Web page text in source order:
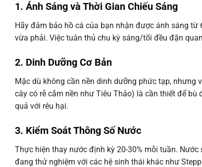
1. Ánh Sáng và Thời Gian Chiếu Sáng
Hãy đảm bảo hồ cá của bạn nhận được ánh sáng
vừa phải. Việc tuân thủ chu kỳ sáng/tối đều đặn
2. Dinh Dưỡng Cơ Bản
Mặc dù không cần nền dinh dưỡng phức tạp, nhưng
cây có rễ cắm nền như Tiêu Thảo) là cần thiết để
quả với rêu hại.
3. Kiểm Soát Thông Số Nước
Thực hiện thay nước định kỳ 20-30% mỗi tuần.
đang thử nghiệm với các hệ sinh thái khác như